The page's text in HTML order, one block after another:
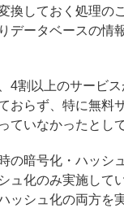
換しておく処理の
データベースの情
4割以上のサービス
おらず、特に無料
ていなかったとし
の暗号化・ハッシ
ュ化のみ実施して
ッシュ化の両方を